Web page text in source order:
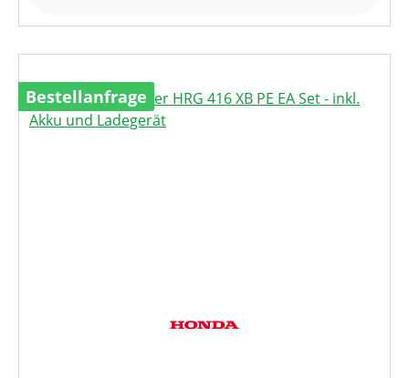
Bestellanfrage